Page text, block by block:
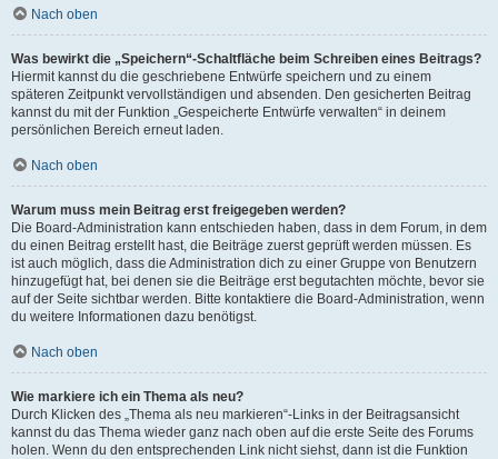
Nach oben
Was bewirkt die „Speichern“-Schaltfläche beim Schreiben eines Beitrags?
Hiermit kannst du die geschriebene Entwürfe speichern und zu einem
späteren Zeitpunkt vervollständigen und absenden. Den gesicherten Beitrag
kannst du mit der Funktion „Gespeicherte Entwürfe verwalten“ in deinem
persönlichen Bereich erneut laden.
Nach oben
Warum muss mein Beitrag erst freigegeben werden?
Die Board-Administration kann entschieden haben, dass in dem Forum, in dem
du einen Beitrag erstellt hast, die Beiträge zuerst geprüft werden müssen. Es
ist auch möglich, dass die Administration dich zu einer Gruppe von Benutzern
hinzugefügt hat, bei denen sie die Beiträge erst begutachten möchte, bevor sie
auf der Seite sichtbar werden. Bitte kontaktiere die Board-Administration, wenn
du weitere Informationen dazu benötigst.
Nach oben
Wie markiere ich ein Thema als neu?
Durch Klicken des „Thema als neu markieren“-Links in der Beitragsansicht
kannst du das Thema wieder ganz nach oben auf die erste Seite des Forums
holen. Wenn du den entsprechenden Link nicht siehst, dann ist die Funktion